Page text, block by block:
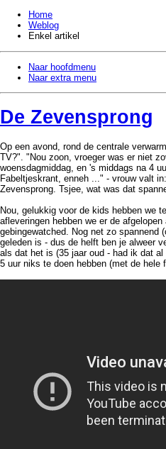
Home
Weblog
Enkel artikel
Naar hoofdmenu
Naar extra menu
De Zevensprong
Op een avond, rond de centrale
TV?". "Nou zoon, vroeger was er niet
woensdagmiddag, en 's middags na 4
Fabeltjeskrant, enneh ..." - vrouw valt
Zevensprong. Tsjee, wat was dat
Nou, gelukkig voor de kids hebben we
afleveringen hebben we er de
gebingewatched. Nog net zo spannend
geleden is - dus de helft ben je alweer
als dat het is (35 jaar oud - had ik dat
5 uur niks te doen hebben (met de hele